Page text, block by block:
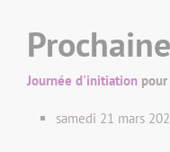
Journée d'initiation
samedi 21 mars